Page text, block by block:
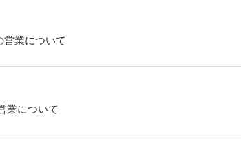
営業について
業について